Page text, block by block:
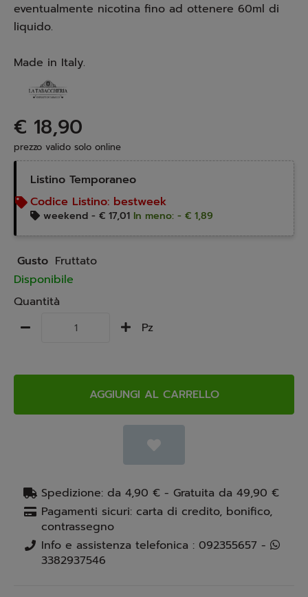
eventualmente nicotina fino ad ottenere 60ml di
liquido.
Made in Italy.
€ 18,90
prezzo valido solo online
Listino Temporaneo
Codice Listino: bestweek
weekend - € 17,01 In meno: - € 1,89
Gusto Fruttato
Disponibile
Quantità
Pz
AGGIUNGI AL CARRELLO
Spedizione: da 4,90 € - Gratuita da 49,90 €
Pagamenti sicuri: carta di credito, bonifico,
contrassegno
Info e assistenza telefonica : 092355657 -
3382937546